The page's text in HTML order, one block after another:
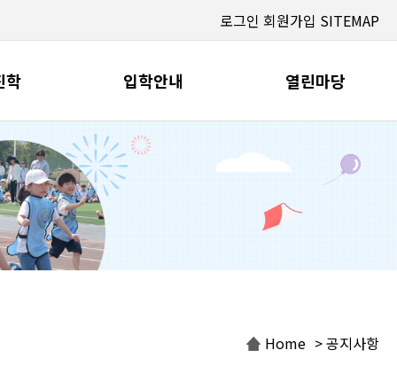
로그인 회원가입 SITEMAP
학 입학안내 열린마당
Home > 공지사항